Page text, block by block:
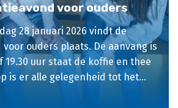
voor ouders
28 januari 2026 vindt de
ouders plaats. De aanvang is
19.30 uur staat de koffie en thee
is er alle gelegenheid tot het...